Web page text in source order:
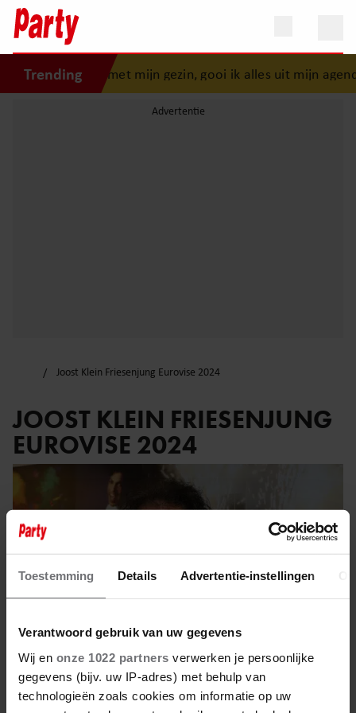
Toestemming Details Advertentie-instellingen
Verantwoord gebruik van uw gegevens
Wij en onze 1022 partners verwerken je persoonlijke
gegevens (bijv. uw IP-adres) met behulp van
technologieën zoals cookies om informatie op uw
Trending
“Als er iets is met mijn gezin, gooi ik alles uit mijn
Joost Klein Friesenjung Eurovise 2024
JOOST KLEIN FRIESENJUNG
EUROVISE 2024